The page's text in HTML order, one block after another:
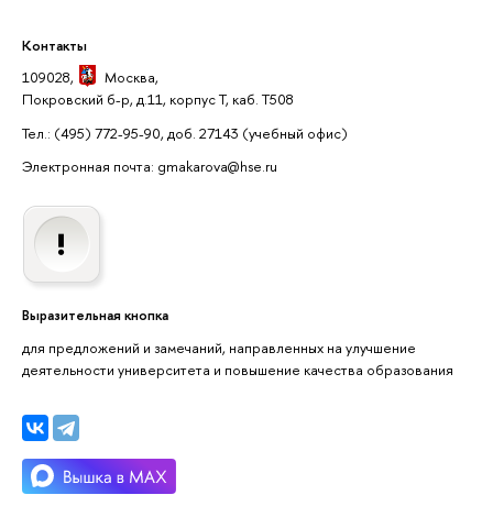
Контакты
109028,
Москва,
Покровский б-р, д.11, корпус Т, каб. Т508
Тел.: (495) 772-95-90, доб. 27143 (учебный офис)
Электронная почта: gmakarova@hse.ru
Выразительная кнопка
для предложений и замечаний, направленных на улучшение
деятельности университета и повышение качества образования